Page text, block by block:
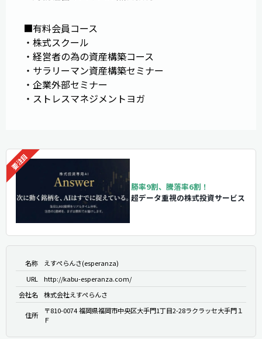
■有料会員コース
・株式スクール
・経営者の為の資産構築コース
・サラリーマン資産構築セミナー
・企業外部セミナー
・ストレスマネジメントヨガ
勝率9割、騰落率6割！
超データ重視の株式投資サービス
名称
えすぺらんさ(esperanza)
URL
http://kabu-esperanza.com/
会社名
株式会社えすぺらんさ
住所
〒810-0074 福岡県福岡市中央区大手門1丁目2-28ラクラッセ大手門１
Ｆ